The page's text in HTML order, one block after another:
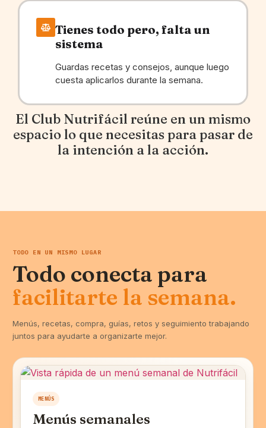
Tienes todo pero, falta un
sistema
Guardas recetas y consejos, aunque luego
cuesta aplicarlos durante la semana.
El Club Nutrifácil reúne en un mismo
espacio lo que necesitas para pasar de
la intención a la acción.
TODO EN UN MISMO LUGAR
Todo conecta para
facilitarte la semana.
Menús, recetas, compra, guías, retos y seguimiento trabajando
juntos para ayudarte a organizarte mejor.
MENÚS
Menús semanales